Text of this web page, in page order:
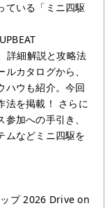
ている「ミニ四駆
詳細解説と攻略法
カタログから、
ハウも紹介。今回
法を掲載！ さらに
加への手引き、
ムなどミニ四駆を
プ 2026 Drive on